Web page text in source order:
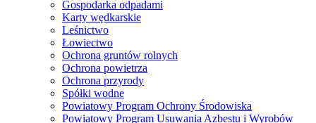
Gospodarka odpadami
Karty wędkarskie
Leśnictwo
Łowiectwo
Ochrona gruntów rolnych
Ochrona powietrza
Ochrona przyrody
Spółki wodne
Powiatowy Program Ochrony Środowiska
Powiatowy Program Usuwania Azbestu i Wyrobów